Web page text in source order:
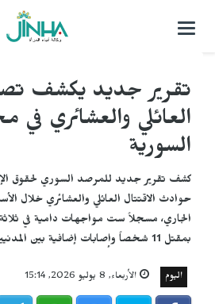
التحكم
تقرير جديد يكشف
العائلي والعشائري في
السورية
كشف تقرير جديد للمرصد السوري لحقوق
حوادث الاقتتال العائلي والعشائري خلال
الجاري، مسجلاً ست مواجهات دامية في
بمقتل 11 شخصاً وإصابات إضافية بين المدنيين.
اليوم الأربعاء, 8 يوليو 2026, 15:14